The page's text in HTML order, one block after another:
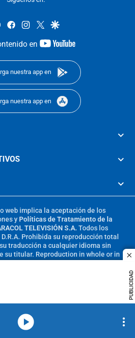
PUBLICIDAD
whatsappfacebookinstagram
twittergoogle
en
youtube-
nuestra app en
nuestra app en
web implica la aceptación de los
y Políticas de Tratamiento de la
TELEVISIÓN S.A. Todos los
Prohibida su reproducción total
traducción a cualquier idioma sin
su titular. Reproduction in whole or in